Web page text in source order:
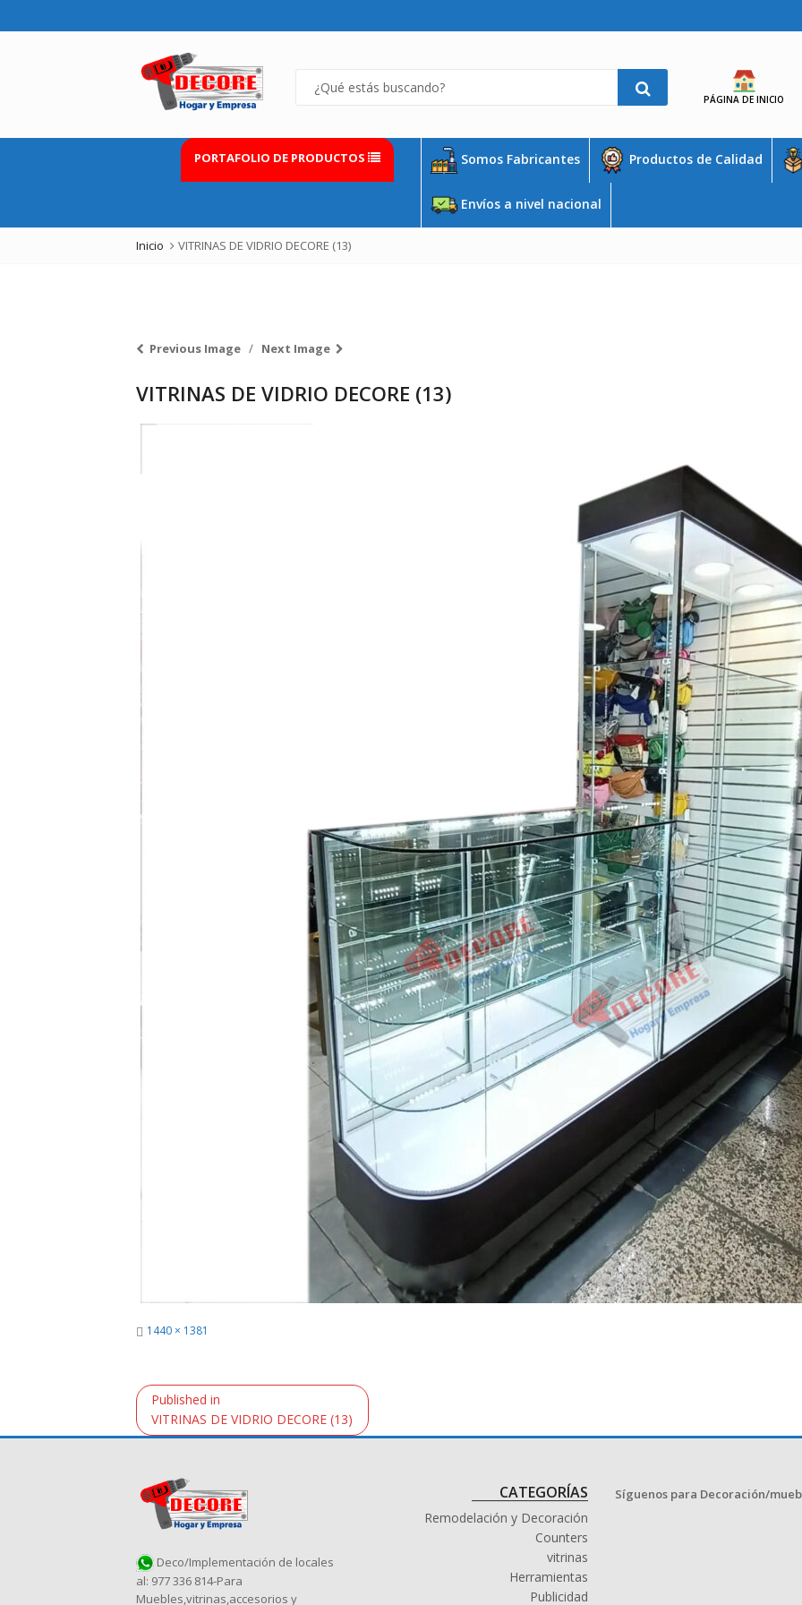
PÁGINA DE INICIO
PORTAFOLIO DE PRODUCTOS Somos Fabricantes Productos de Calidad
Envíos a nivel nacional
Inicio VITRINAS DE VIDRIO DECORE (13)
Previous Image Next Image
VITRINAS DE VIDRIO DECORE (13)
Full
1440 × 1381
Navegación
de
entradas
Published in
VITRINAS DE VIDRIO DECORE (13)
Deco/Implementación de locales
al: 977 336 814-Para
Muebles,vitrinas,accesorios y
CATEGORÍAS
Remodelación y Decoración
Counters
vitrinas
Herramientas
Publicidad
Síguenos para Decoración/